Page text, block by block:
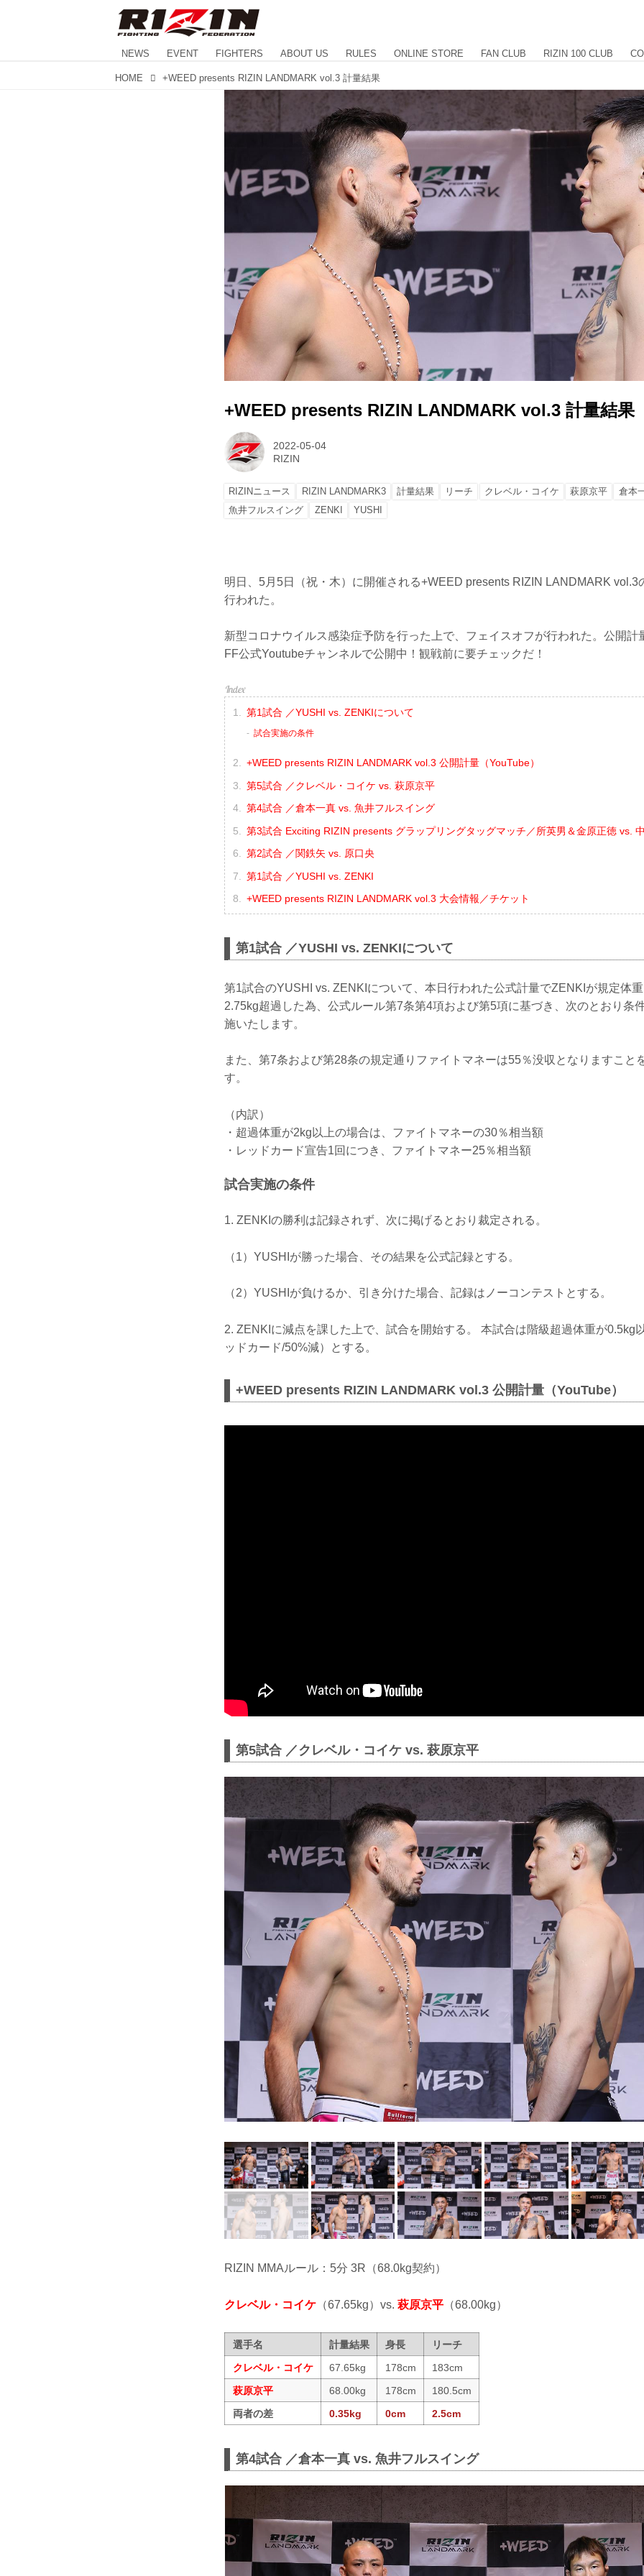
NEWS EVENT FIGHTERS ABOUT US RULES ONLINE STORE FAN CLUB RIZIN 100 CLUB
HOME +WEED presents RIZIN LANDMARK vol.3 計量結果
+WEED presents RIZIN LANDMARK vol.3 計量結果
2022-05-04
RIZIN
RIZINニュース RIZIN LANDMARK3 計量結果 リーチ クレベル・コイケ 萩原京平
倉本
魚井フルスイング
ZENKI YUSHI
明日、5月5日（祝・木）に開催される+WEED presents RIZIN LANDMARK vol.3
行われた。
新型コロナウイルス感染症予防を行った上で、フェイスオフが行われた。公開計
FF公式Youtubeチャンネルで公開中！観戦前に要チェックだ！
第1試合 ／YUSHI vs. ZENKIについて
試合実施の条件
+WEED presents RIZIN LANDMARK vol.3 公開計量（YouTube）
第5試合 ／クレベル・コイケ vs. 萩原京平
第4試合 ／倉本一真 vs. 魚井フルスイング
第3試合 Exciting RIZIN presents グラップリングタッグマッチ／所英男＆金原正徳 vs.
第2試合 ／関鉄矢 vs. 原口央
第1試合 ／YUSHI vs. ZENKI
+WEED presents RIZIN LANDMARK vol.3 大会情報／チケット
第1試合 ／YUSHI vs. ZENKIについて
第1試合のYUSHI vs. ZENKIについて、本日行われた公式計量でZENKIが規定体
2.75kg超過した為、公式ルール第7条第4項および第5項に基づき、次のとおり条
施いたします。
また、第7条および第28条の規定通りファイトマネーは55％没収となりますこと
す。
（内訳）
・超過体重が2kg以上の場合は、ファイトマネーの30％相当額
・レッドカード宣告1回につき、ファイトマネー25％相当額
試合実施の条件
1. ZENKIの勝利は記録されず、次に掲げるとおり裁定される。
（1）YUSHIが勝った場合、その結果を公式記録とする。
（2）YUSHIが負けるか、引き分けた場合、記録はノーコンテストとする。
2. ZENKIに減点を課した上で、試合を開始する。 本試合は階級超過体重が0.5kg
ッドカード/50%減）とする。
+WEED presents RIZIN LANDMARK vol.3 公開計量（YouTube）
第5試合 ／クレベル・コイケ vs. 萩原京平
RIZIN MMAルール：5分 3R（68.0kg契約）
クレベル・コイケ （67.65kg）vs. 萩原京平 （68.00kg）
選手名 計量結果 身長
リーチ
クレベル・コイケ
67.65kg 178cm
183cm
萩原京平
68.00kg 178cm
180.5cm
両者の差
0.35kg 0cm 2.5cm
第4試合 ／倉本一真 vs. 魚井フルスイング